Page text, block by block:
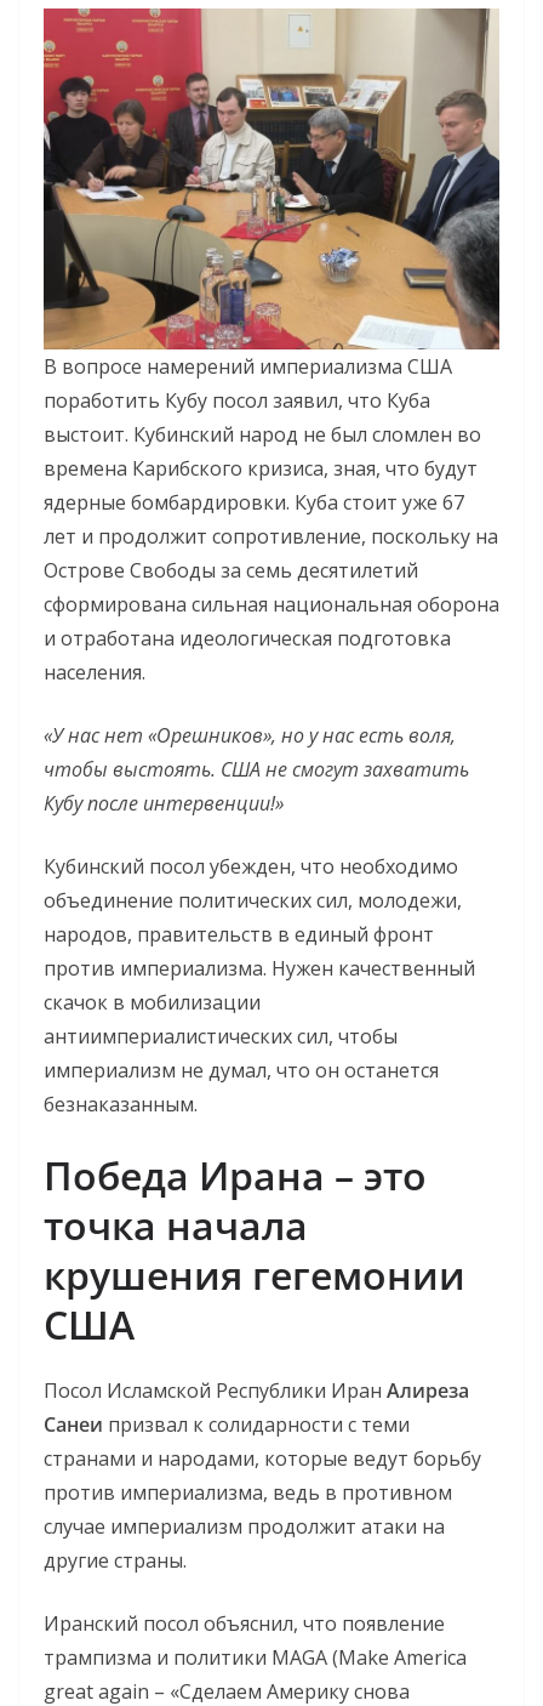
В вопросе намерений империализма США
поработить Кубу посол заявил, что Куба
выстоит. Кубинский народ не был сломлен во
времена Карибского кризиса, зная, что будут
ядерные бомбардировки. Куба стоит уже 67
лет и продолжит сопротивление, поскольку на
Острове Свободы за семь десятилетий
сформирована сильная национальная оборона
и отработана идеологическая подготовка
населения.
«У нас нет «Орешников», но у нас есть воля,
чтобы выстоять. США не смогут захватить
Кубу после интервенции!»
Кубинский посол убежден, что необходимо
объединение политических сил, молодежи,
народов, правительств в единый фронт
против империализма. Нужен качественный
скачок в мобилизации
антиимпериалистических сил, чтобы
империализм не думал, что он останется
безнаказанным.
Победа Ирана – это
точка начала
крушения гегемонии
США
Посол Исламской Республики Иран Алиреза
Санеи призвал к солидарности с теми
странами и народами, которые ведут борьбу
против империализма, ведь в противном
случае империализм продолжит атаки на
другие страны.
Иранский посол объяснил, что появление
трампизма и политики MAGA (Make America
great again – «Сделаем Америку снова